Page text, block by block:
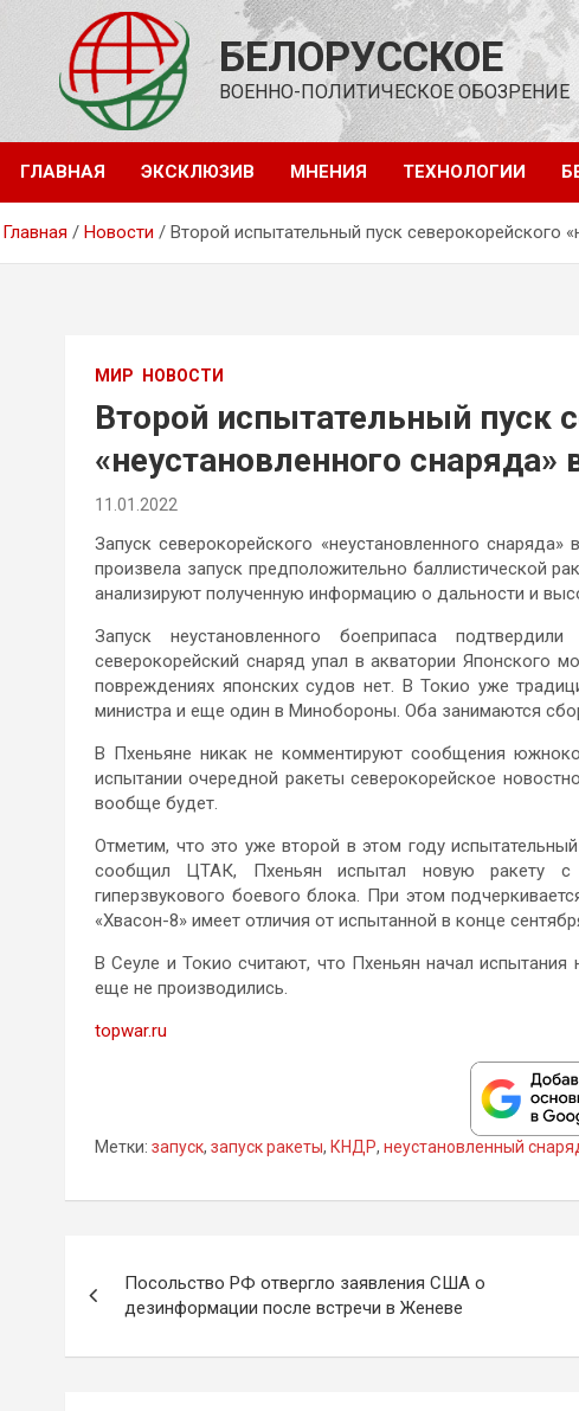
содержимому
БЕЛОРУССКОЕ
ВОЕННО-ПОЛИТИЧЕСКОЕ ОБОЗРЕНИЕ
ГЛАВНАЯ ЭКСКЛЮЗИВ МНЕНИЯ ТЕХНОЛОГИИ
Главная Новости Второй испытательный пуск северокорейского
МИР НОВОСТИ
Второй испытательный пуск
«неустановленного
11.01.2022
Запуск северокорейского «неустановленного
произвела запуск предположительно баллистической
анализируют полученную информацию о дальности и
Запуск неустановленного боеприпаса
северокорейский снаряд упал в акватории Японского
повреждениях японских судов нет. В Токио уже
министра и еще один в Минобороны. Оба занимаются
В Пхеньяне никак не комментируют сообщения
испытании очередной ракеты северокорейское
вообще будет.
Отметим, что это уже второй в этом году
сообщил ЦТАК, Пхеньян испытал новую ракету с
гиперзвукового боевого блока. При этом
«Хвасон-8» имеет отличия от испытанной в конце
В Сеуле и Токио считают, что Пхеньян начал испытания
еще не производились.
topwar.ru
Метки: запуск, запуск ракеты, КНДР, неустановленный
по
записям
Посольство РФ отвергло заявления США о
дезинформации после встречи в Женеве